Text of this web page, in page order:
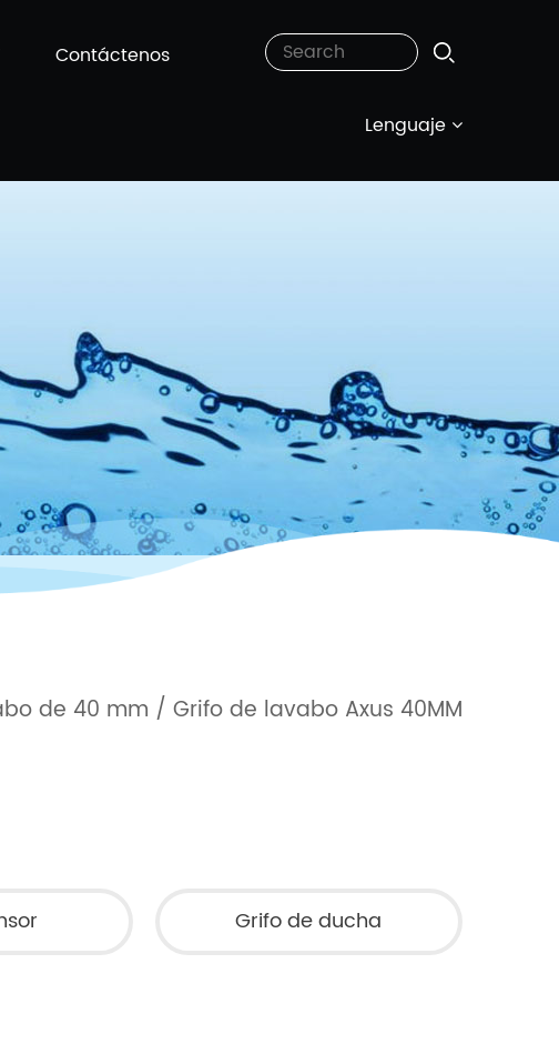
Contáctenos
Lenguaje
de 40 mm / Grifo de lavabo Axus 40MM
Grifo de ducha